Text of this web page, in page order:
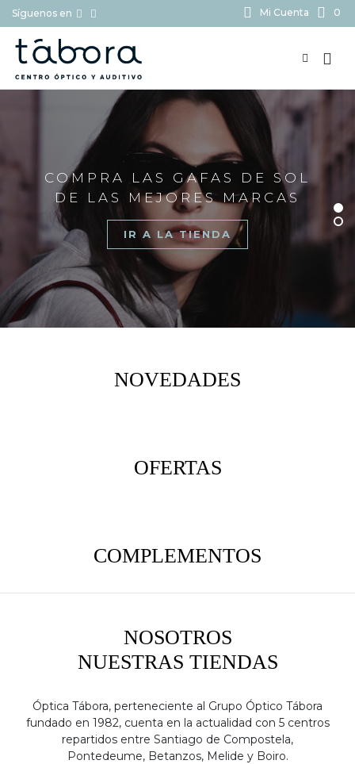
Síguenos en Mi Cuenta 0
COMPRA LAS GAFAS DE SOL
DE LAS MEJORES MARCAS
IR A LA TIENDA
NOVEDADES
OFERTAS
COMPLEMENTOS
NOSOTROS
NUESTRAS TIENDAS
Óptica Tábora, perteneciente al Grupo Óptico Tábora
fundado en 1982, cuenta en la actualidad con 5 centros
repartidos entre Santiago de Compostela,
Pontedeume, Betanzos, Melide y Boiro.